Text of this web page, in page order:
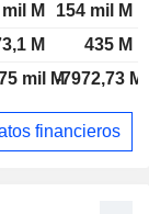
M
154 mil M
M
435 M
mil M-7972,73 M
financieros